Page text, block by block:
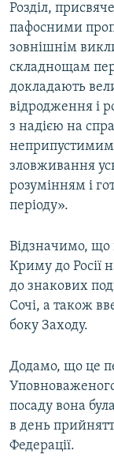
Розділ,
пафосними
зовнішнім
складнощам
докладають
відродження і
з надією на
неприпустимим
зловживання
розумінням і
періоду».
Відзначимо, що
Криму до Росії
до знакових
Сочі, а також
боку Заходу.
Додамо, що це
посаду вона
в день
Федерації.